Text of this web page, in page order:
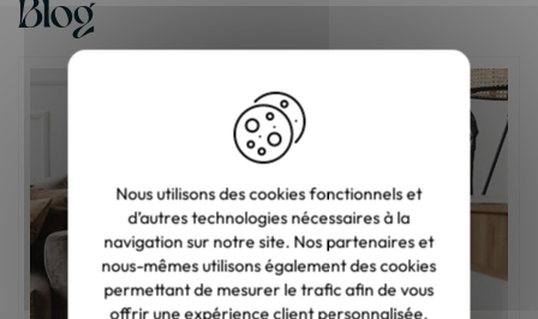
Nous utilisons des cookies fonctionnels et
d’autres technologies nécessaires à la
navigation sur notre site. Nos partenaires et
nous-mêmes utilisons également des cookies
permettant de mesurer le trafic afin de vous
offrir une expérience client personnalisée.